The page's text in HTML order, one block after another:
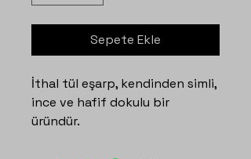
Sepete Ekle
İthal tül eşarp, kendinden simli,
ince ve hafif dokulu bir
üründür.